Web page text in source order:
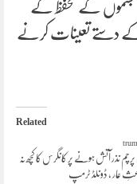
مجسموں کے تحفظ کے
کے دستے تعینات کرنے
Related
پرچم نذر آتش ہونے پر کانگرس کا کچھ نہ
عار ، ڈونلڈ ٹرمپ